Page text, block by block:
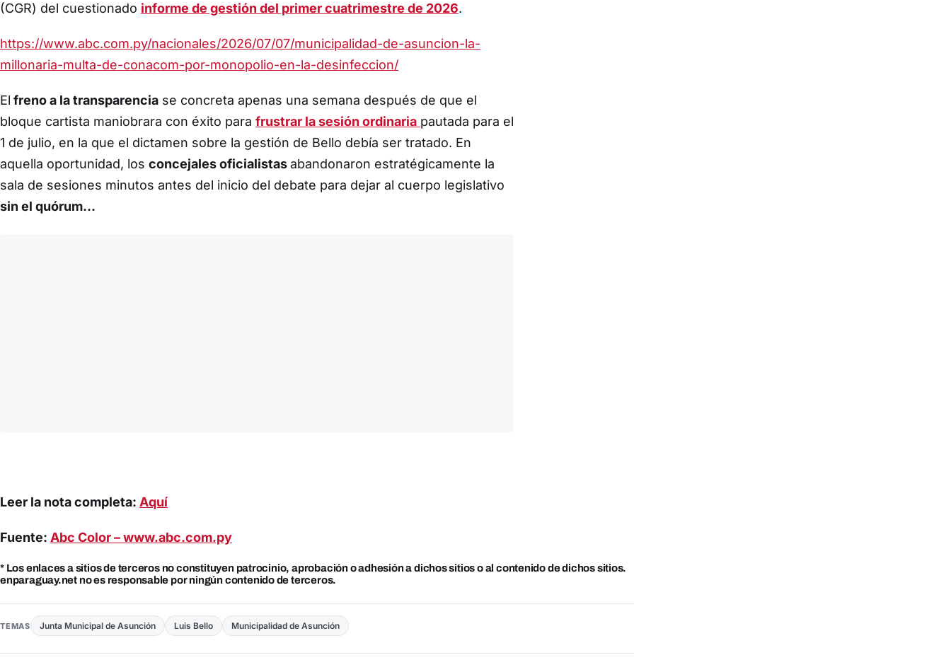
(CGR) del cuestionado informe de gestión del primer cuatrimestre de 2026.
https://www.abc.com.py/nacionales/2026/07/07/municipalidad-de-asuncion-la-
millonaria-multa-de-conacom-por-monopolio-en-la-desinfeccion/
El freno a la transparencia se concreta apenas una semana después de que el
bloque cartista maniobrara con éxito para frustrar la sesión ordinaria pautada para el
1 de julio, en la que el dictamen sobre la gestión de Bello debía ser tratado. En
aquella oportunidad, los concejales oficialistasabandonaron estratégicamente la
sala de sesiones minutos antes del inicio del debate para dejar al cuerpo legislativo
sin el quórum…
Leer la nota completa: Aquí
Fuente: Abc Color – www.abc.com.py
* Los enlaces a sitios de terceros no constituyen patrocinio, aprobación o adhesión a dichos sitios o al contenido de dichos sitios.
enparaguay.net no es responsable por ningún contenido de terceros.
TEMAS Junta Municipal de Asunción Luis Bello Municipalidad de Asunción